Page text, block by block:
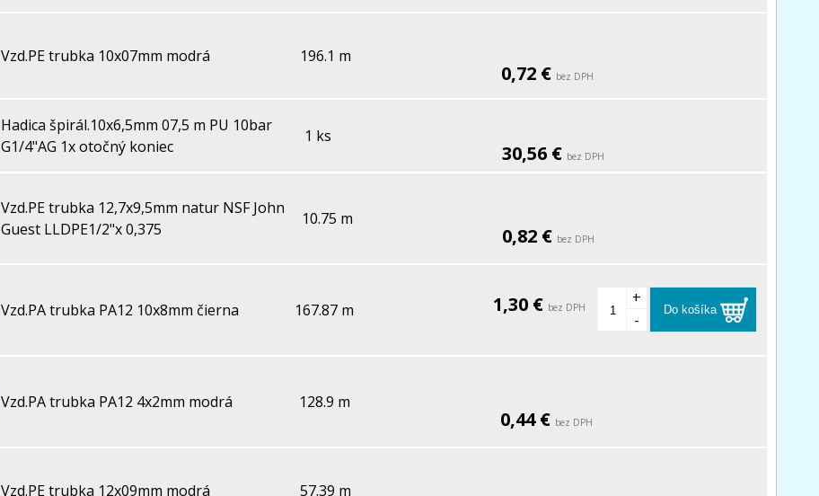
Vzd.PE trubka 10x07mm modrá 196.1 m
0,72 € bez DPH
Hadica špirál.10x6,5mm 07,5 m PU 10bar
G1/4"AG 1x otočný koniec
1 ks
30,56 € bez DPH
Vzd.PE trubka 12,7x9,5mm natur NSF John
Guest LLDPE1/2"x 0,375
10.75 m
0,82 € bez DPH
Vzd.PA trubka PA12 10x8mm čierna 167.87 m 1,30 € bez DPH
+
-
Do košíka
Vzd.PA trubka PA12 4x2mm modrá 128.9 m
0,44 € bez DPH
Vzd.PE trubka 12x09mm modrá 57.39 m